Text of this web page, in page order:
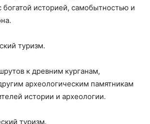
богатой историей, самобытностью и
туризм.
к древним курганам,
археологическим памятникам
истории и археологии.
туризм.